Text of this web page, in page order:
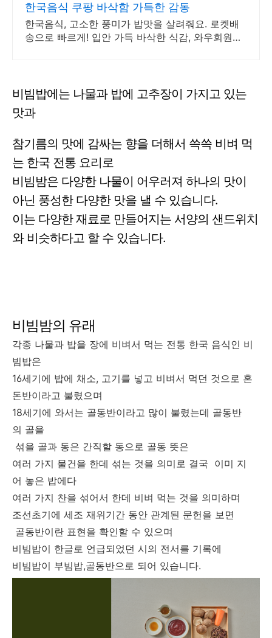
한국음식 쿠팡 바삭함 가득한 감동
한국음식, 고소한 풍미가 밥맛을 살려줘요. 로켓배
송으로 빠르게! 입안 가득 바삭한 식감, 와우회원
비빔밥에는 나물과 밥에 고추장이 가지고 있는
맛과
참기름의 맛에 감싸는 향을 더해서 쓱쓱 비벼 먹
는 한국 전통 요리로
비빔밤은 다양한 나물이 어우러져 하나의 맛이
아닌 풍성한 다양한 맛을 낼 수 있습니다.
이는 다양한 재료로 만들어지는 서양의 샌드위치
와 비슷하다고 할 수 있습니다.
비빔밤의 유래
각종 나물과 밥을 장에 비벼서 먹는 전통 한국 음식인 비
빔밥은
16세기에 밥에 채소, 고기를 넣고 비벼서 먹던 것으로 혼
돈반이라고 불렸으며
18세기에 와서는 골동반이라고 많이 불렸는데 골동반
의 골을
섞을 골과 동은 간직할 동으로 골동 뜻은
여러 가지 물건을 한데 섞는 것을 의미로 결국 이미 지
어 놓은 밥에다
여러 가지 찬을 섞어서 한데 비벼 먹는 것을 의미하며
조선초기에 세조 재위기간 동안 관계된 문헌을 보면
골동반이란 표현을 확인할 수 있으며
비빔밥이 한글로 언급되었던 시의 전서를 기록에
비빔밥이 부빔밥,골동반으로 되어 있습니다.